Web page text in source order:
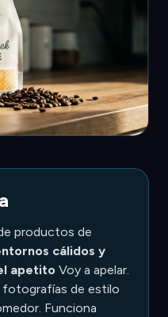
productos de
cálidos y
apetito Voy a apelar.
de estilo
Funciona